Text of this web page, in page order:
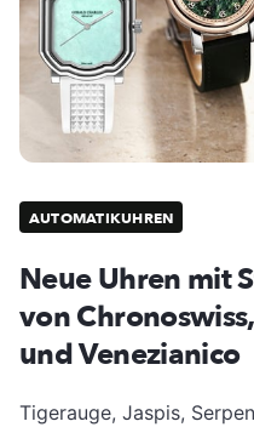
AUTOMATIKUHREN
Neue Uhren mit
von
und Venezianico
Tigerauge, Jaspis,